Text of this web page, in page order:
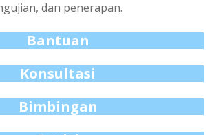
dan penerapan.
Bantuan
Konsultasi
Bimbingan